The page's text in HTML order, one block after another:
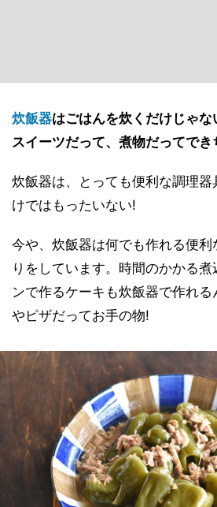
炊飯器はごはんを炊くだけじゃな
スイーツだって、煮物だってでき
炊飯器は、とっても便利な調理
けではもったいない!
今や、炊飯器は何でも作れる便利
りをしています。時間のかかる
ンで作るケーキも炊飯器で作れ
やピザだってお手の物!